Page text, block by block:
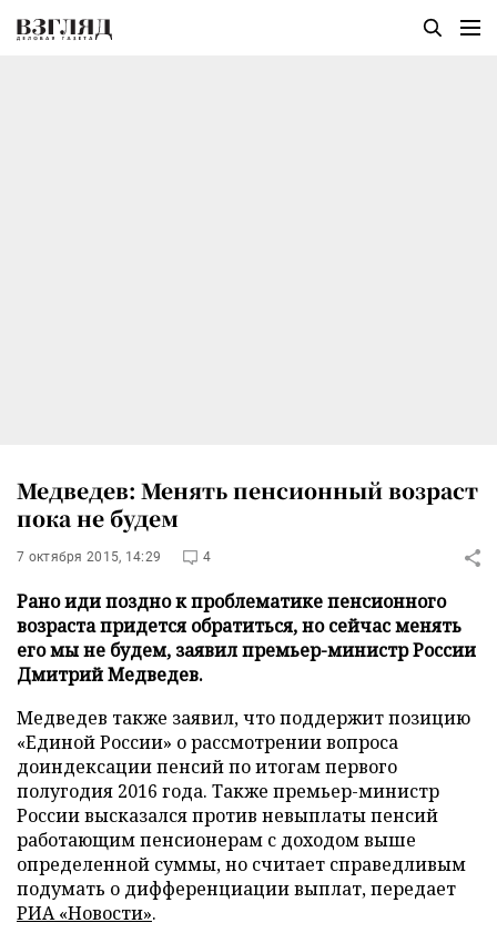
Медведев: Менять пенсионный возраст
пока не будем
7 октября 2015, 14:29 4
Рано иди поздно к проблематике пенсионного
возраста придется обратиться, но сейчас менять
его мы не будем, заявил премьер-министр России
Дмитрий Медведев.
Медведев также заявил, что поддержит позицию
«Единой России» о рассмотрении вопроса
доиндексации пенсий по итогам первого
полугодия 2016 года. Также премьер-министр
России высказался против невыплаты пенсий
работающим пенсионерам с доходом выше
определенной суммы, но считает справедливым
подумать о дифференциации выплат, передает
РИА «Новости».